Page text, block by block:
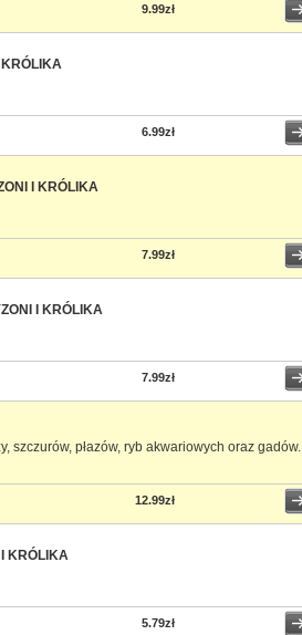
9.99zł
KRÓLIKA
6.99zł
I KRÓLIKA
7.99zł
I KRÓLIKA
7.99zł
szczurów, płazów, ryb akwariowych oraz gadów.
12.99zł
KRÓLIKA
5.79zł